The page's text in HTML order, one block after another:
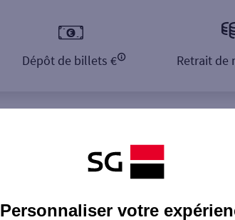
Dépôt de billets € Retrait de
Personnaliser votre